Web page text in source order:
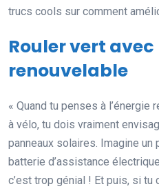
trucs cools sur comment
Rouler vert avec
renouvelable
« Quand tu penses à
à vélo, tu dois vraiment
panneaux solaires. Imagine
batterie d’assistance
c’est trop génial ! Et puis, si